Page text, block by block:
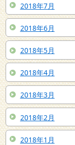
2018年7月
2018年6月
2018年5月
2018年4月
2018年3月
2018年2月
2018年1月